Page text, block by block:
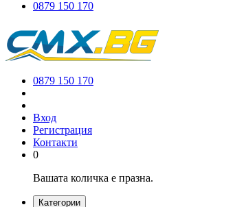
0879 150 170
0879 150 170
Вход
Регистрация
Контакти
0
Вашата количка е празна.
Категории